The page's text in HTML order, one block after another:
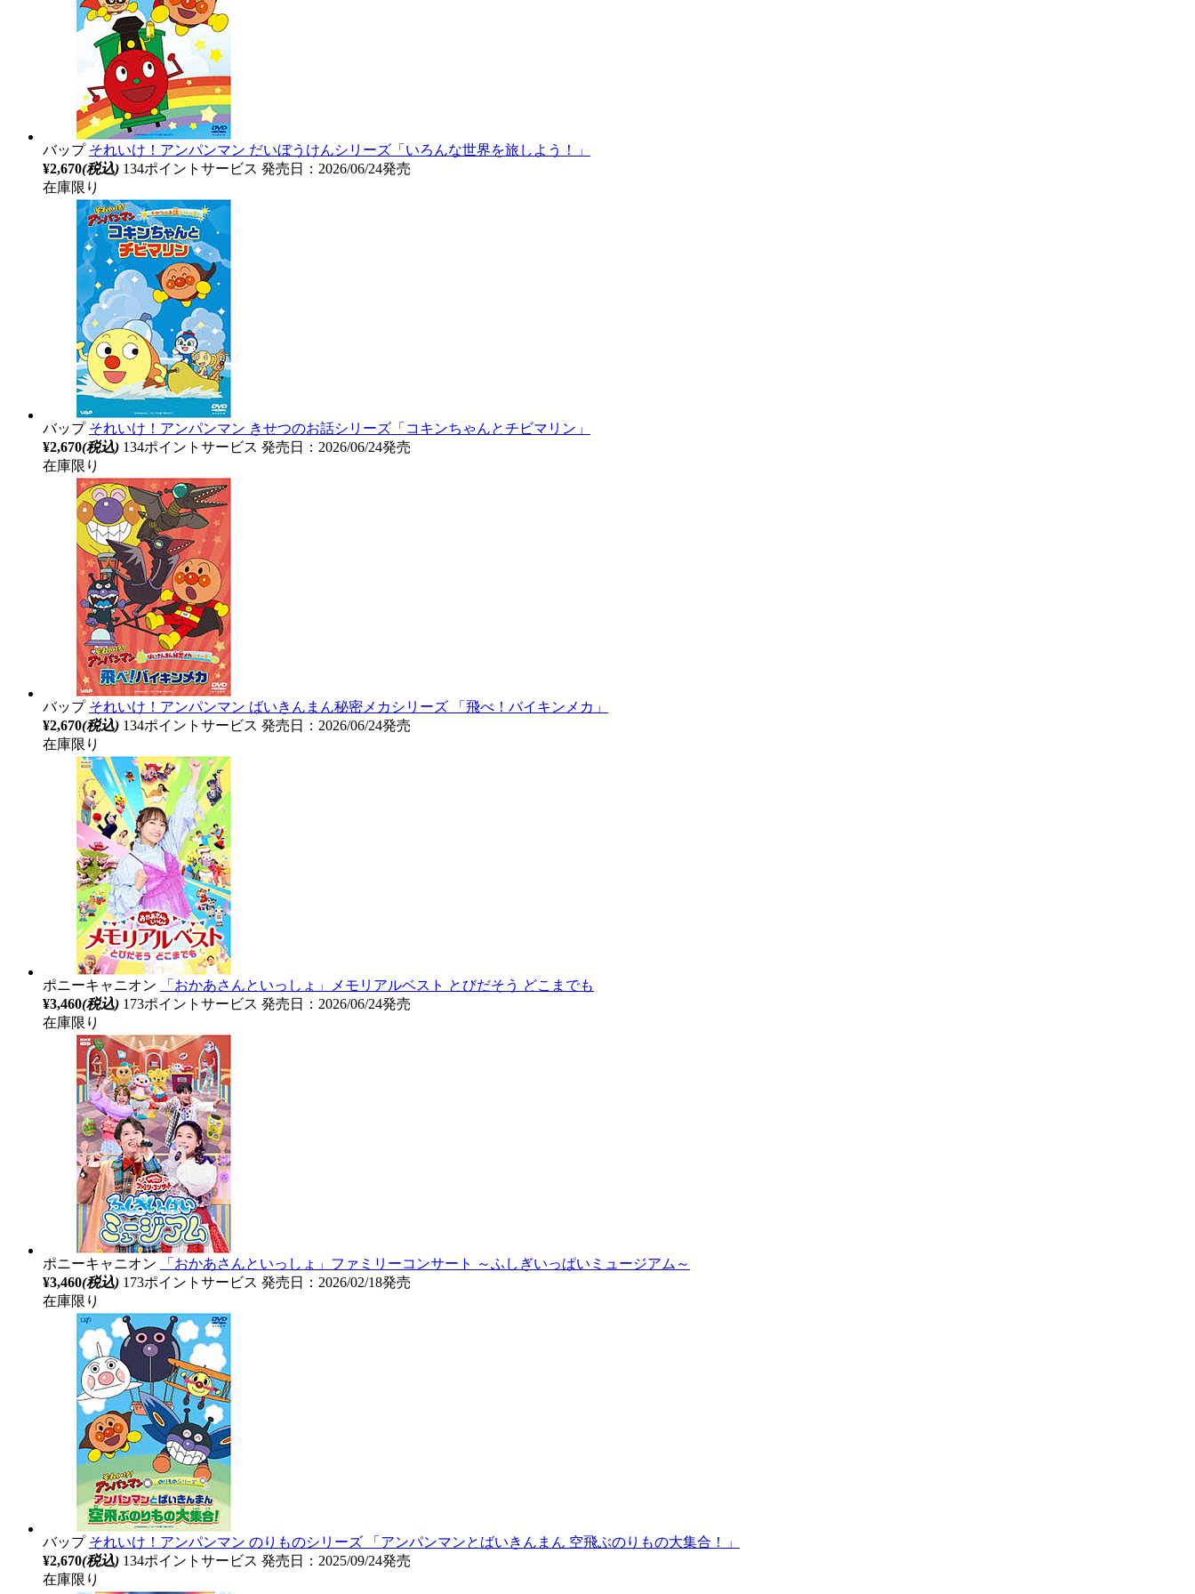
バップ それいけ！アンパンマン だいぼうけんシリーズ「いろんな世界を旅しよう！」
¥2,670(税込) 134ポイントサービス 発売日：2026/06/24発売
在庫限り
バップ それいけ！アンパンマン きせつのお話シリーズ「コキンちゃんとチビマリン」
¥2,670(税込) 134ポイントサービス 発売日：2026/06/24発売
在庫限り
バップ それいけ！アンパンマン ばいきんまん秘密メカシリーズ 「飛べ！バイキンメカ」
¥2,670(税込) 134ポイントサービス 発売日：2026/06/24発売
在庫限り
ポニーキャニオン
「おかあさんといっしょ」メモリアルベスト とびだそう どこまでも
¥3,460(税込) 173ポイントサービス 発売日：2026/06/24発売
在庫限り
ポニーキャニオン
「おかあさんといっしょ」ファミリーコンサート ～ふしぎいっぱいミュージアム～
¥3,460(税込) 173ポイントサービス 発売日：2026/02/18発売
在庫限り
バップ それいけ！アンパンマン のりものシリーズ 「アンパンマンとばいきんまん 空飛ぶのりもの大集合！」
¥2,670(税込) 134ポイントサービス 発売日：2025/09/24発売
在庫限り